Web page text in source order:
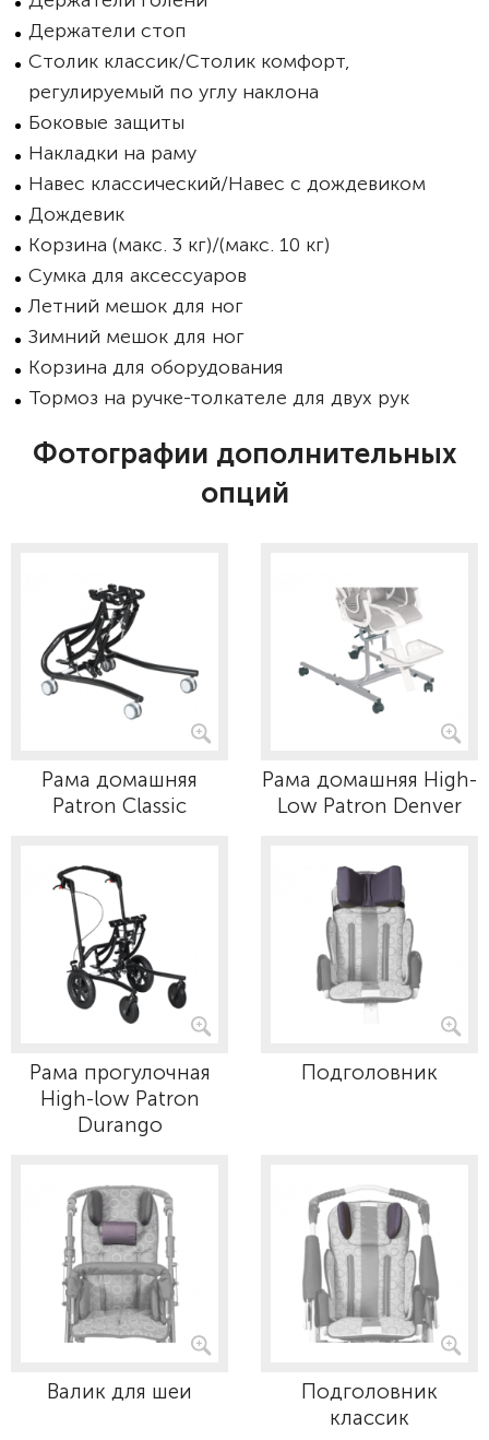
Держатели стоп
Столик классик/Столик комфорт,
регулируемый по углу наклона
Боковые защиты
Накладки на раму
Навес классический/Навес с дождевиком
Дождевик
Корзина (макс. 3 кг)/(макс. 10 кг)
Сумка для аксессуаров
Летний мешок для ног
Зимний мешок для ног
Корзина для оборудования
Тормоз на ручке-толкателе для двух рук
Фотографии дополнительных
опций
Рама домашняя
Patron Classic
Рама домашняя High-
Low Patron Denver
Рама прогулочная
High-low Patron
Durango
Подголовник
Валик для шеи
Подголовник
классик